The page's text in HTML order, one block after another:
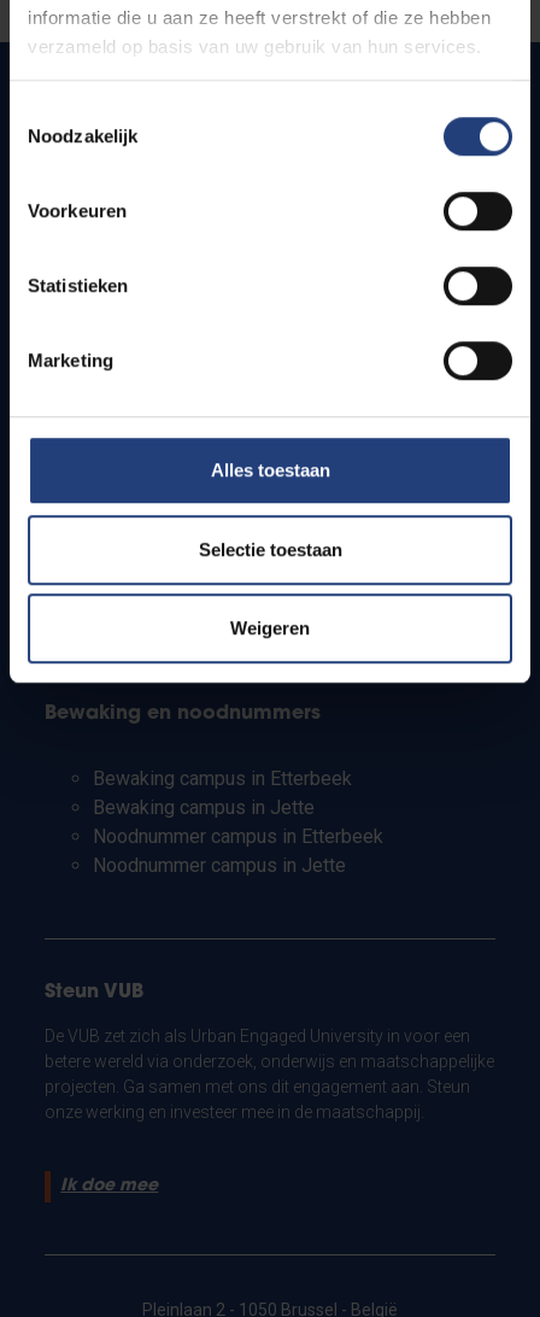
informatie die u aan ze heeft verstrekt of die ze hebben
verzameld op basis van uw gebruik van hun services.
Noodzakelijk
Voorkeuren
Statistieken
Marketing
Alles toestaan
Selectie toestaan
Weigeren
Snel naar
Bereikbaarheid
Studenten
PhD-studenten
Leerkrachten en secundaire scholen
Bewaking en noodnummers
Bewaking campus in Etterbeek
Bewaking campus in Jette
Noodnummer campus in Etterbeek
Noodnummer campus in Jette
Steun VUB
De VUB zet zich als Urban Engaged University in voor een
betere wereld via onderzoek, onderwijs en maatschappelijke
projecten. Ga samen met ons dit engagement aan. Steun
onze werking en investeer mee in de maatschappij.
Ik doe mee
Pleinlaan 2 - 1050 Brussel - België